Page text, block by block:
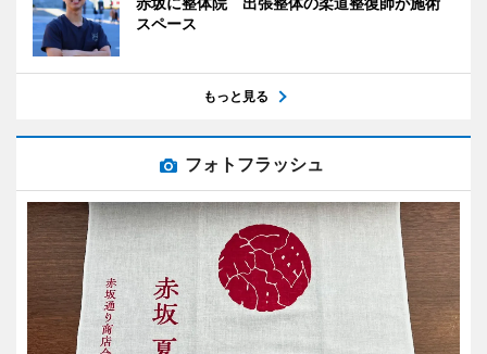
スペース
もっと見る
フォトフラッシュ